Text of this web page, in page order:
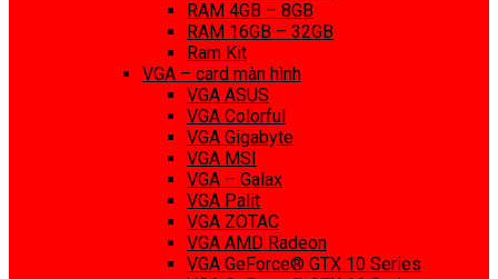
RAM 4GB – 8GB
RAM 16GB – 32GB
Ram Kit
VGA – card màn hình
VGA ASUS
VGA Colorful
VGA Gigabyte
VGA MSI
VGA – Galax
VGA Palit
VGA ZOTAC
VGA AMD Radeon
VGA GeForce® GTX 10 Series